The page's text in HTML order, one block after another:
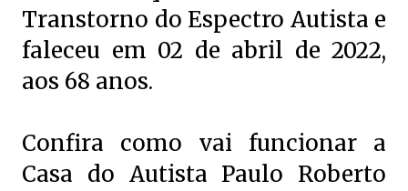
Transtorno do Espectro Autista e
faleceu em 02 de abril de 2022,
aos 68 anos.
Confira como vai funcionar a
Casa do Autista Paulo Roberto